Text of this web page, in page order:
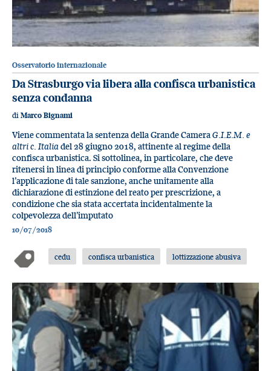
Osservatorio internazionale
Da Strasburgo via libera alla confisca urbanistica
senza condanna
di Marco Bignami
Viene commentata la sentenza della Grande CameraG.I.E.M. e
altri c. Italiadel 28 giugno 2018, attinente al regime della
confisca urbanistica. Si sottolinea, in particolare, che deve
ritenersi in linea di principio conforme alla Convenzione
l’applicazione di tale sanzione, anche unitamente alla
dichiarazione di estinzione del reato per prescrizione, a
condizione che sia stata accertata incidentalmente la
colpevolezza dell’imputato
10/07/2018
cedu confisca urbanistica lottizzazione abusiva